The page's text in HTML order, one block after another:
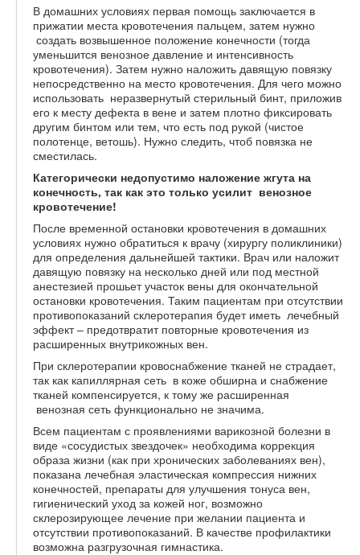
В домашних условиях первая помощь заключается в
прижатии места кровотечения пальцем, затем нужно
создать возвышенное положение конечности (тогда
уменьшится венозное давление и интенсивность
кровотечения). Затем нужно наложить давящую повязку
непосредственно на место кровотечения. Для чего можно
использовать неразвернутый стерильный бинт, приложив
его к месту дефекта в вене и затем плотно фиксировать
другим бинтом или тем, что есть под рукой (чистое
полотенце, ветошь). Нужно следить, чтоб повязка не
сместилась.
Категорически недопустимо наложение жгута на
конечность, так как это только усилит венозное
кровотечение!
После временной остановки кровотечения в домашних
условиях нужно обратиться к врачу (хирургу поликлиники)
для определения дальнейшей тактики. Врач или наложит
давящую повязку на несколько дней или под местной
анестезией прошьет участок вены для окончательной
остановки кровотечения. Таким пациентам при отсутствии
противопоказаний склеротерапия будет иметь лечебный
эффект – предотвратит повторные кровотечения из
расширенных внутрикожных вен.
При склеротерапии кровоснабжение тканей не страдает,
так как капиллярная сеть в коже обширна и снабжение
тканей компенсируется, к тому же расширенная
венозная сеть функционально не значима.
Всем пациентам с проявлениями варикозной болезни в
виде «сосудистых звездочек» необходима коррекция
образа жизни (как при хронических заболеваниях вен),
показана лечебная эластическая компрессия нижних
конечностей, препараты для улучшения тонуса вен,
гигиенический уход за кожей ног, возможно
склерозирующее лечение при желании пациента и
отсутствии противопоказаний. В качестве профилактики
возможна разгрузочная гимнастика.